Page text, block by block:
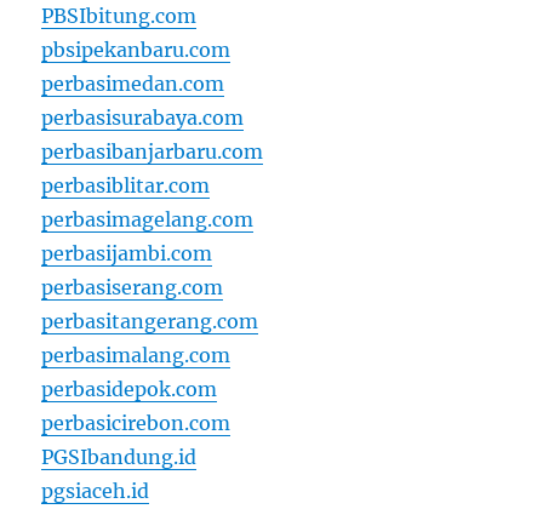
PBSIbitung.com
pbsipekanbaru.com
perbasimedan.com
perbasisurabaya.com
perbasibanjarbaru.com
perbasiblitar.com
perbasimagelang.com
perbasijambi.com
perbasiserang.com
perbasitangerang.com
perbasimalang.com
perbasidepok.com
perbasicirebon.com
PGSIbandung.id
pgsiaceh.id